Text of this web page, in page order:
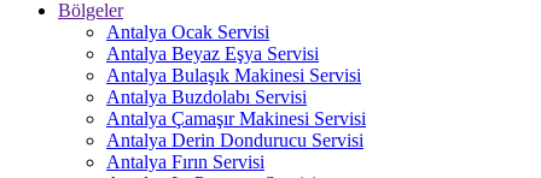
Bölgeler
Antalya Ocak Servisi
Antalya Beyaz Eşya Servisi
Antalya Bulaşık Makinesi Servisi
Antalya Buzdolabı Servisi
Antalya Çamaşır Makinesi Servisi
Antalya Derin Dondurucu Servisi
Antalya Fırın Servisi